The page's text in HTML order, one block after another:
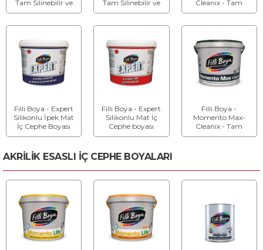
Tam Silinebilir ve
Yıkanabilir
Tam Silinebilir ve
Yıkanabilir
Cleanix - Tam
Silinebilir ve
Antibakteriyel Su
Bazlı İç Cephe
Boyası
Filli Boya - Expert
Silikonlu İpek Mat
İç Cephe Boyası
Filli Boya - Expert
Silikonlu Mat İç
Cephe boyası
Filli Boya -
Momento Max-
Cleanix - Tam
Silinebilir ve
Bazlı İç Cephe
Boyası
AKRİLİK ESASLI İÇ CEPHE BOYALARI